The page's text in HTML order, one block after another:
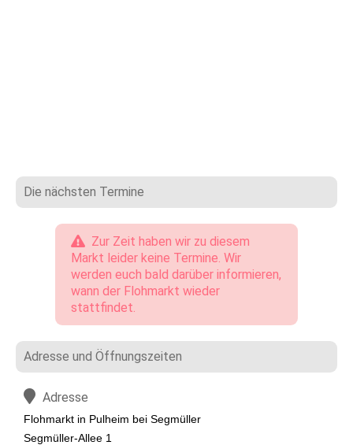
Die nächsten Termine
Zur Zeit haben wir zu diesem
Markt leider keine Termine. Wir
werden euch bald darüber informieren,
wann der Flohmarkt wieder
stattfindet.
Adresse und Öffnungszeiten
Adresse
Flohmarkt in Pulheim bei Segmüller
Segmüller-Allee 1